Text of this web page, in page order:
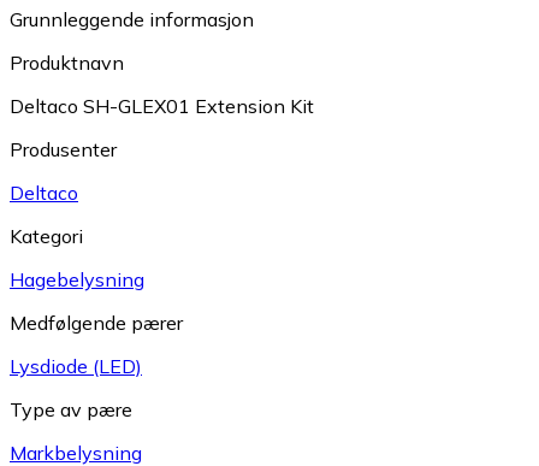
Grunnleggende informasjon
Produktnavn
Deltaco SH-GLEX01 Extension Kit
Produsenter
Deltaco
Kategori
Hagebelysning
Medfølgende pærer
Lysdiode (LED)
Type av pære
Markbelysning